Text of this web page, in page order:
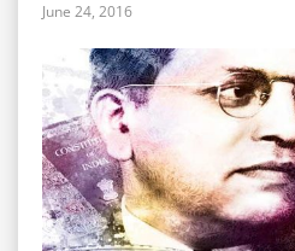
June 24, 2016